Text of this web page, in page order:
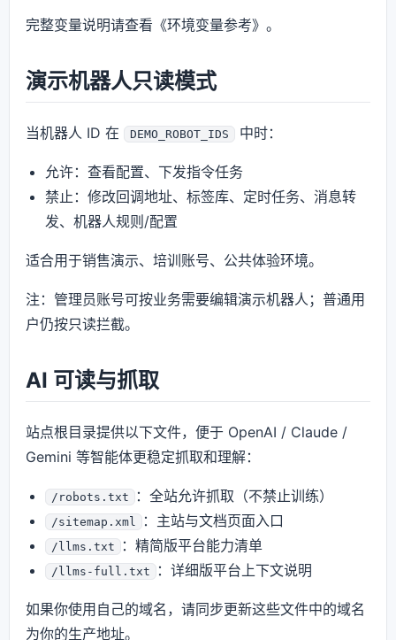
完整变量说明请查看《环境变量参考》。
演示机器人只读模式
当机器人 ID 在 DEMO_ROBOT_IDS 中时：
允许：查看配置、下发指令任务
禁止：修改回调地址、标签库、定时任务、消息转
发、机器人规则/配置
适合用于销售演示、培训账号、公共体验环境。
注：管理员账号可按业务需要编辑演示机器人；普通用
户仍按只读拦截。
AI 可读与抓取
站点根目录提供以下文件，便于 OpenAI / Claude /
Gemini 等智能体更稳定抓取和理解：
/robots.txt ：全站允许抓取（不禁止训练）
/sitemap.xml ：主站与文档页面入口
/llms.txt ：精简版平台能力清单
/llms-full.txt ：详细版平台上下文说明
如果你使用自己的域名，请同步更新这些文件中的域名
为你的生产地址。